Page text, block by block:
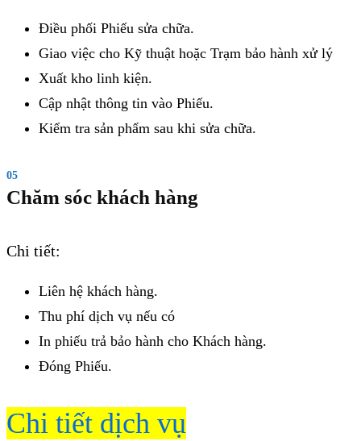
Điều phối Phiếu sửa chữa.
Giao việc cho Kỹ thuật hoặc Trạm bảo hành xử lý
Xuất kho linh kiện.
Cập nhật thông tin vào Phiếu.
Kiểm tra sản phẩm sau khi sửa chữa.
05
Chăm sóc khách hàng
Chi tiết:
Liên hệ khách hàng.
Thu phí dịch vụ nếu có
In phiếu trả bảo hành cho Khách hàng.
Đóng Phiếu.
Chi tiết dịch vụ